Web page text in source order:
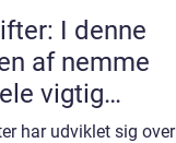
I denne
af nemme
vigtig
generelt er
har udviklet sig over